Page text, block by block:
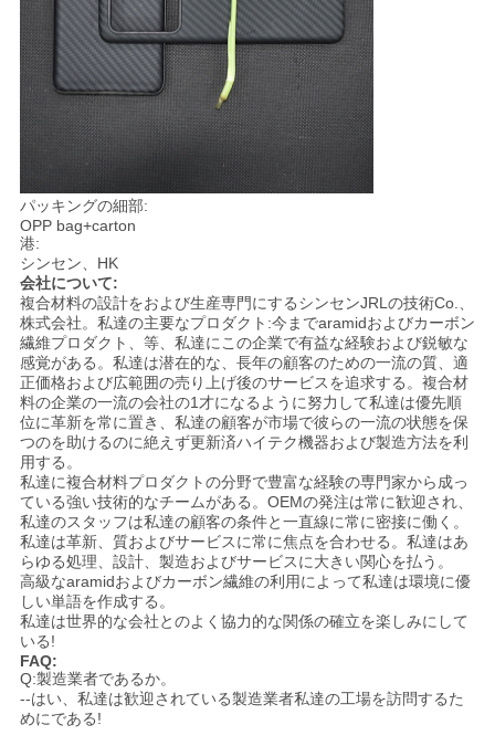
パッキングの細部:
OPP bag+carton
港:
シンセン、HK
会社について:
複合材料の設計をおよび生産専門にするシンセンJRLの技術Co.、
株式会社。私達の主要なプロダクト:今までaramidおよびカーボン
繊維プロダクト、等、私達にこの企業で有益な経験および鋭敏な
感覚がある。私達は潜在的な、長年の顧客のための一流の質、適
正価格および広範囲の売り上げ後のサービスを追求する。複合材
料の企業の一流の会社の1才になるように努力して私達は優先順
位に革新を常に置き、私達の顧客が市場で彼らの一流の状態を保
つのを助けるのに絶えず更新済ハイテク機器および製造方法を利
用する。
私達に複合材料プロダクトの分野で豊富な経験の専門家から成っ
ている強い技術的なチームがある。OEMの発注は常に歓迎され、
私達のスタッフは私達の顧客の条件と一直線に常に密接に働く。
私達は革新、質およびサービスに常に焦点を合わせる。私達はあ
らゆる処理、設計、製造およびサービスに大きい関心を払う。
高級なaramidおよびカーボン繊維の利用によって私達は環境に優
しい単語を作成する。
私達は世界的な会社とのよく協力的な関係の確立を楽しみにして
いる!
FAQ:
Q:製造業者であるか。
--はい、私達は歓迎されている製造業者私達の工場を訪問するた
めにである!